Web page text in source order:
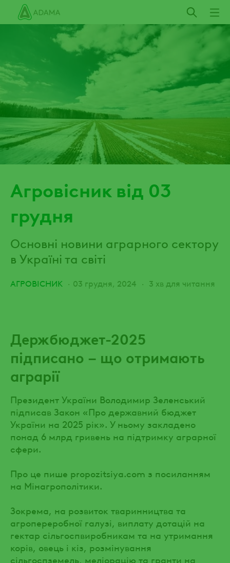
Пропустити
Агровісник від 03
грудня
Основні новини аграрного сектору
в Україні та світі
АГРОВІСНИК 03 грудня, 2024 3 хв для читання
Держбюджет-2025
підписано – що отримають
аграрії
Президент України Володимир Зеленський
підписав Закон «Про державний бюджет
України на 2025 рік». У ньому закладено
понад 6 млрд гривень на підтримку аграрної
сфери.
Про це пише propozitsiya.com з посиланням
на Мінагрополітики.
Зокрема, на розвиток тваринництва та
агропереробної галузі, виплату дотацій на
гектар сільгоспвиробникам та на утримання
корів, овець і кіз, розмінування
сільгоспземель, меліорацію та гранти на